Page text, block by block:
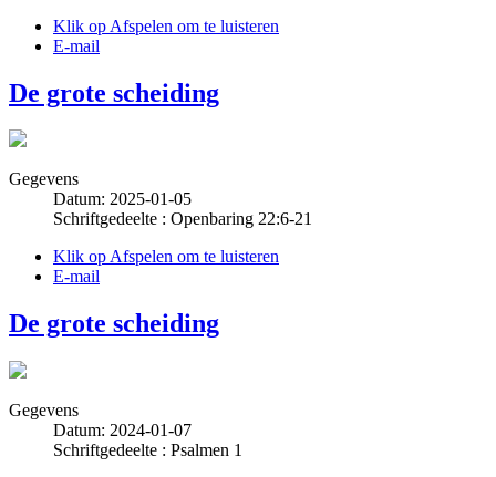
Klik op Afspelen om te luisteren
E-mail
De grote scheiding
Gegevens
Datum: 2025-01-05
Schriftgedeelte : Openbaring 22:6-21
Klik op Afspelen om te luisteren
E-mail
De grote scheiding
Gegevens
Datum: 2024-01-07
Schriftgedeelte : Psalmen 1